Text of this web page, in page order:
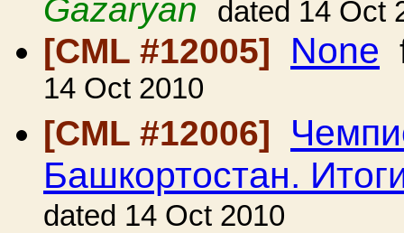
Gazaryan dated 14 Oct
[CML #12005] None
14 Oct 2010
[CML #12006]
Башкортостан.
dated 14 Oct 2010